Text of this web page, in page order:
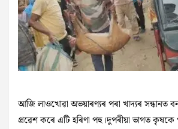
আজি লাওখোৱা অভয়াৰণ্যৰ পৰা খাদ্যৰ সন্ধানত
প্ৰৱেশ কৰে এটি হৰিণা পহু।দুপৰীয়া ভাগত কৃষকে